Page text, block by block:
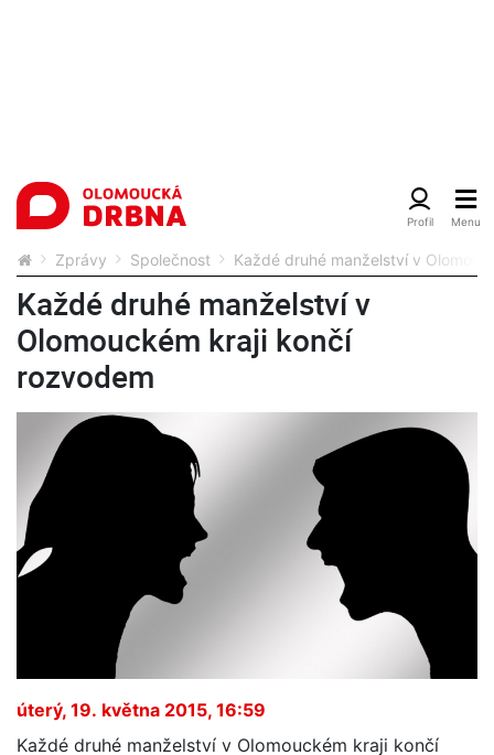
Zprávy Společnost Každé druhé manželství v
Každé druhé manželství v
Olomouckém kraji končí
rozvodem
úterý, 19. května 2015, 16:59
Každé druhé manželství v Olomouckém kraji končí